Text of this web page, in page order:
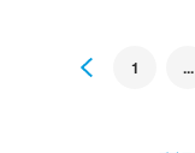
Previous
1 ...